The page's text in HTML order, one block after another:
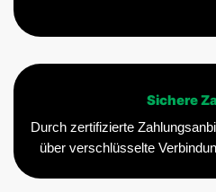
Sichere
Durch zertifizierte
über verschlüsselte